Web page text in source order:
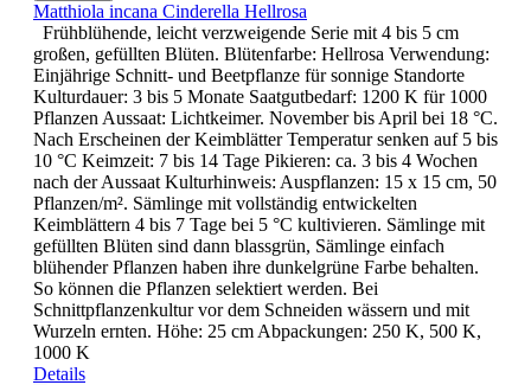
Matthiola incana Cinderella Hellrosa
Frühblühende, leicht verzweigende Serie mit 4 bis 5 cm
großen, gefüllten Blüten. Blütenfarbe: Hellrosa Verwendung:
Einjährige Schnitt- und Beetpflanze für sonnige Standorte
Kulturdauer: 3 bis 5 Monate Saatgutbedarf: 1200 K für 1000
Pflanzen Aussaat: Lichtkeimer. November bis April bei 18 °C.
Nach Erscheinen der Keimblätter Temperatur senken auf 5 bis
10 °C Keimzeit: 7 bis 14 Tage Pikieren: ca. 3 bis 4 Wochen
nach der Aussaat Kulturhinweis: Auspflanzen: 15 x 15 cm, 50
Pflanzen/m². Sämlinge mit vollständig entwickelten
Keimblättern 4 bis 7 Tage bei 5 °C kultivieren. Sämlinge mit
gefüllten Blüten sind dann blassgrün, Sämlinge einfach
blühender Pflanzen haben ihre dunkelgrüne Farbe behalten.
So können die Pflanzen selektiert werden. Bei
Schnittpflanzenkultur vor dem Schneiden wässern und mit
Wurzeln ernten. Höhe: 25 cm Abpackungen: 250 K, 500 K,
1000 K
Details